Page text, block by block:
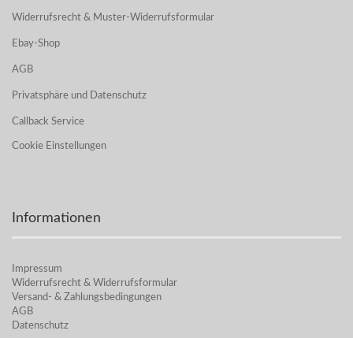
Widerrufsrecht & Muster-Widerrufsformular
Ebay-Shop
AGB
Privatsphäre und Datenschutz
Callback Service
Cookie Einstellungen
Informationen
Impressum
Widerrufsrecht & Widerrufsformular
Versand- & Zahlungsbedingungen
AGB
Datenschutz